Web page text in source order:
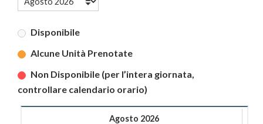
Disponibile
Alcune Unità Prenotate
Non Disponibile (per l’intera giornata,
controllare calendario orario)
Agosto 2026